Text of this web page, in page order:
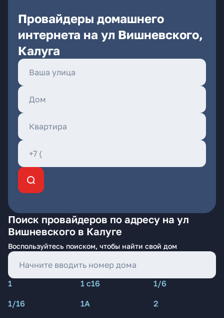
Провайдеры домашнего
интернета на ул Вишневского,
Калуга
Поиск провайдеров по адресу на ул
Вишневского в Калуге
Воспользуйтесь поиском, чтобы найти свой дом
1 1 с16
1/6
1/16
1А
2